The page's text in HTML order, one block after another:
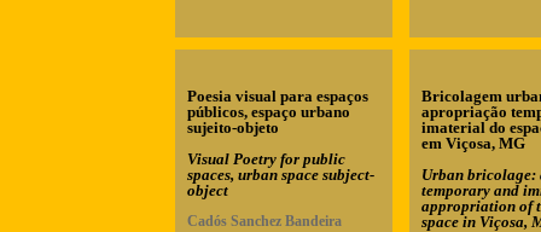
Poesia visual para espaços
públicos, espaço urbano
sujeito-objeto
Visual Poetry for public
spaces, urban space subject-
object
Cadós Sanchez Bandeira
Bricolagem
apropriação
imaterial do
em Viçosa, MG
Urban bricolage:
temporary and
appropriation of
space in Viçosa,